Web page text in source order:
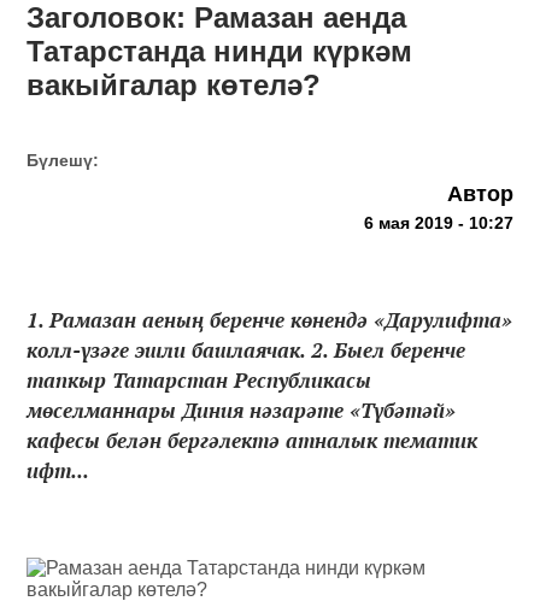
Заголовок: Рамазан аенда
Татарстанда нинди күркәм
вакыйгалар көтелә?
Бүлешү:
Автор
6 мая 2019 - 10:27
1. Рамазан аеның беренче көнендә «Дарулифта»
колл-үзәге эшли башлаячак. 2. Быел беренче
тапкыр Татарстан Республикасы
мөселманнары Диния нәзарәте «Түбәтәй»
кафесы белән бергәлектә атналык тематик
ифт...